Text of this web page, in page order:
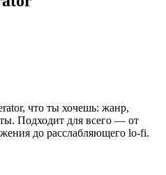
что ты хочешь: жанр,
Подходит для всего — от
до расслабляющего lo-fi.